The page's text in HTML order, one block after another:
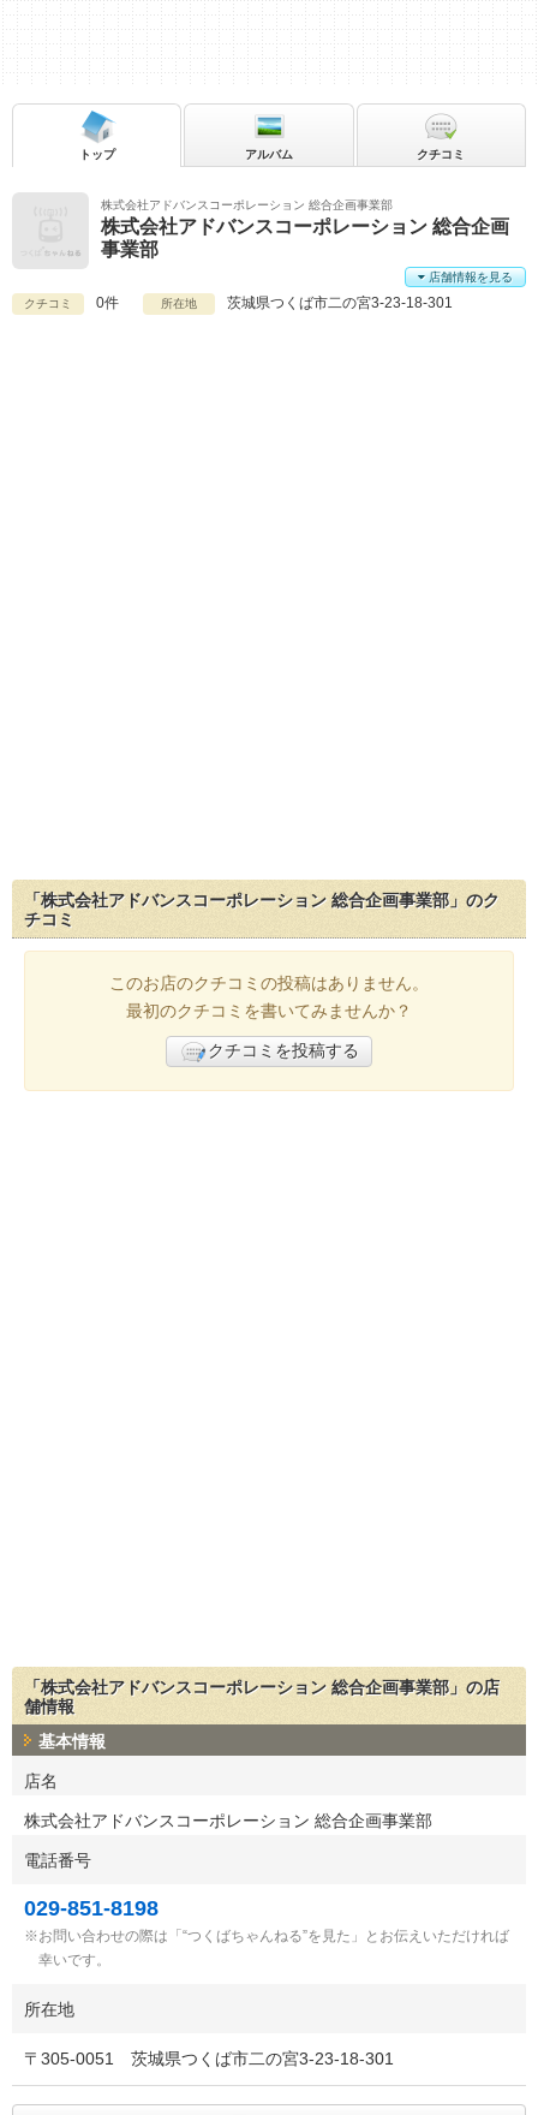
株式会社アドバンスコーポレーション 総合企画事業部
株式会社アドバンスコーポレーション 総合企画
事業部
クチコミ 0件 所在地 茨城県つくば市二の宮3-23-18-301
店舗情報を見る
トップ アルバム クチコミ
「株式会社アドバンスコーポレーション 総合企画事業部」のク
チコミ
このお店のクチコミの投稿はありません。
最初のクチコミを書いてみませんか？
クチコミを投稿する
「株式会社アドバンスコーポレーション 総合企画事業部」の店
舗情報
基本情報
店名
株式会社アドバンスコーポレーション 総合企画事業部
電話番号
029-851-8198
お問い合わせの際は「“つくばちゃんねる”を見た」とお伝えいただければ
幸いです。
所在地
〒 305-0051 茨城県つくば市二の宮3-23-18-301